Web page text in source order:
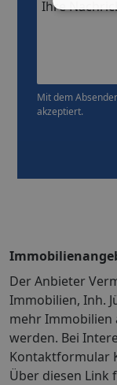
Ihre
Mit dem
akzeptiert.
Der Anbieter
Immobilien, Inh.
mehr Immobilien
werden. Bei
Kontaktformular
Über diesen Link